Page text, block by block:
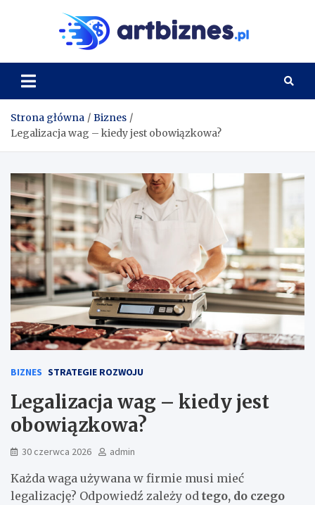
Strona główna
Biznes
Legalizacja wag – kiedy jest obowiązkowa?
BIZNES STRATEGIE ROZWOJU
Legalizacja wag – kiedy jest
obowiązkowa?
30 czerwca 2026 admin
Każda waga używana w firmie musi mieć
legalizację? Odpowiedź zależy od tego, do czego